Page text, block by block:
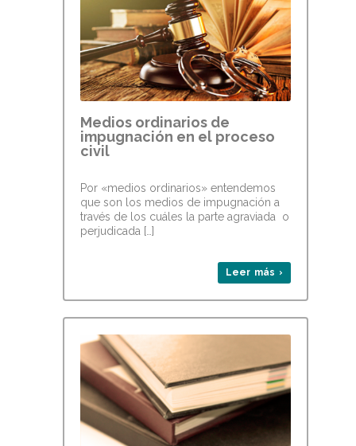
Medios ordinarios de
impugnación en el proceso
civil
Por «medios ordinarios» entendemos
que son los medios de impugnación a
través de los cuáles la parte agraviada o
perjudicada […]
Leer más ›